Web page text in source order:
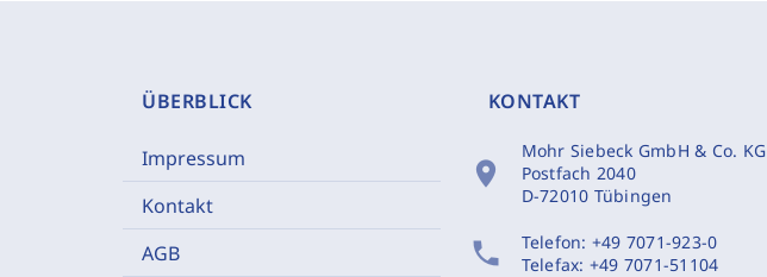
ÜBERBLICK
Impressum
Kontakt
AGB
KONTAKT
location_on
Mohr Siebeck GmbH & Co. KG
Postfach 2040
D-72010 Tübingen
phone Telefon: +49 7071-923-0
Telefax: +49 7071-51104